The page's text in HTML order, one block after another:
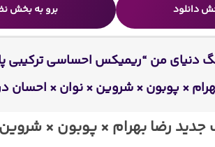
دانلود برو به بخش
دنیای من “ریمیکس احساسی ترکیبی
× پوبون × شروین × نوان × احسان
جدید رضا بهرام × پوبون ×